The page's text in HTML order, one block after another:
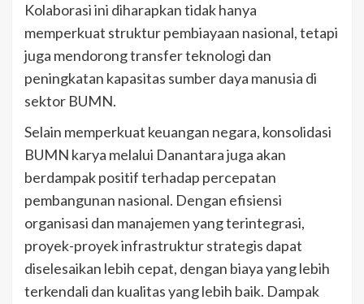
Kolaborasi ini diharapkan tidak hanya
memperkuat struktur pembiayaan nasional, tetapi
juga mendorong transfer teknologi dan
peningkatan kapasitas sumber daya manusia di
sektor BUMN.
Selain memperkuat keuangan negara, konsolidasi
BUMN karya melalui Danantara juga akan
berdampak positif terhadap percepatan
pembangunan nasional. Dengan efisiensi
organisasi dan manajemen yang terintegrasi,
proyek-proyek infrastruktur strategis dapat
diselesaikan lebih cepat, dengan biaya yang lebih
terkendali dan kualitas yang lebih baik. Dampak